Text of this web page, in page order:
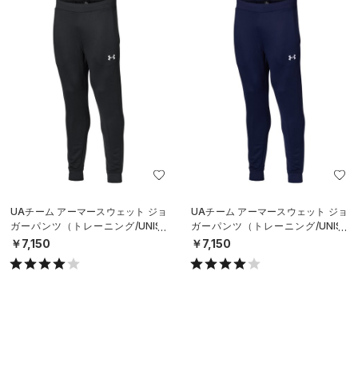
UAチーム アーマースウェット ジョ
ガーパンツ（トレーニング/UNISE
X）
￥7,150
UAチーム アーマースウェット ジョ
ガーパンツ（トレーニング/UNISE
X）
￥7,150